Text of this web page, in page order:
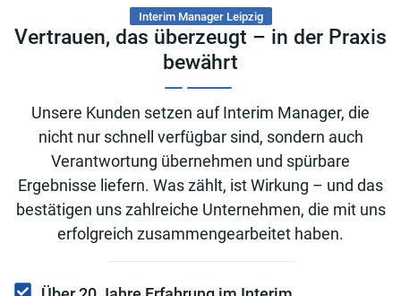
Interim Manager Leipzig
Vertrauen, das überzeugt – in der Praxis
bewährt
Unsere Kunden setzen auf Interim Manager, die
nicht nur schnell verfügbar sind, sondern auch
Verantwortung übernehmen und spürbare
Ergebnisse liefern. Was zählt, ist Wirkung – und das
bestätigen uns zahlreiche Unternehmen, die mit uns
erfolgreich zusammengearbeitet haben.